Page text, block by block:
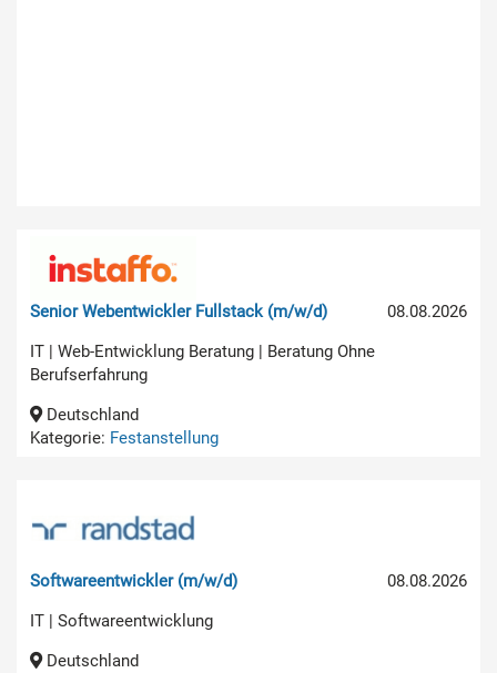
08.08.2026
Senior Webentwickler Fullstack (m/w/d)
IT | Web-Entwicklung Beratung | Beratung Ohne
Berufserfahrung
Deutschland
Kategorie: Festanstellung
08.08.2026
Softwareentwickler (m/w/d)
IT | Softwareentwicklung
Deutschland